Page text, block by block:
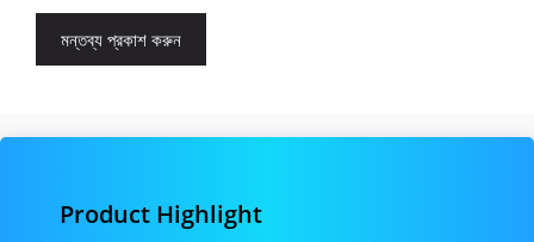
Product Highlight